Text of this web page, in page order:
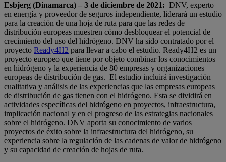
Esbjerg (Dinamarca) – 3 de diciembre de 2021: DNV, experto
en energía y proveedor de seguros independiente, liderará un estudio
para la creación de una hoja de ruta para que las redes de
distribución europeas muestren cómo desbloquear el potencial de
crecimiento del uso del hidrógeno. DNV ha sido contratado por el
proyecto Ready4H2 para llevar a cabo el estudio. Ready4H2 es un
proyecto europeo que tiene por objeto combinar los conocimientos
en hidrógeno y la experiencia de 80 empresas y organizaciones
europeas de distribución de gas. El estudio incluirá investigación
cualitativa y análisis de las experiencias que las empresas europeas
de distribución de gas tienen con el hidrógeno. Esta se dividirá en
actividades específicas del hidrógeno en proyectos, infraestructura,
implicación nacional y en el progreso de las estrategias nacionales
sobre el hidrógeno. DNV aporta su conocimiento de varios
proyectos de éxito sobre la infraestructura del hidrógeno, su
experiencia sobre la regulación de las cadenas de valor de hidrógeno
y su capacidad de creación de hojas de ruta.